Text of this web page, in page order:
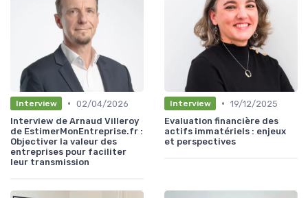
Interview • 02/04/2026
Interview de Arnaud Villeroy
de EstimerMonEntreprise.fr :
Objectiver la valeur des
entreprises pour faciliter
leur transmission
Interview • 19/12/2025
Evaluation financière des
actifs immatériels : enjeux
et perspectives